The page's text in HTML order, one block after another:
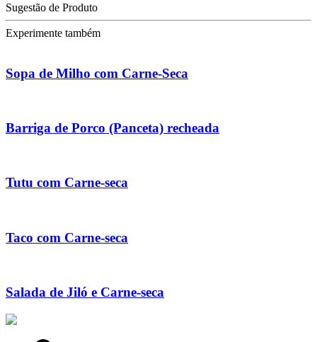
Sugestão de Produto
Experimente também
Sopa de Milho com Carne-Seca
Barriga de Porco (Panceta) recheada
Tutu com Carne-seca
Taco com Carne-seca
Salada de Jiló e Carne-seca